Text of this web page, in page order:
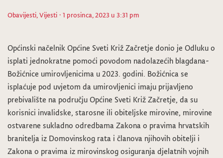
Obavijesti,Vijesti · 1 prosinca, 2023 u 3:31 pm
Općinski načelnik Općine Sveti Križ Začretje donio je Odluku o
isplati jednokratne pomoći povodom nadolazećih blagdana-
Božićnice umirovljenicima u 2023. godini. Božićnica se
isplaćuje pod uvjetom da umirovljenici imaju prijavljeno
prebivalište na području Općine Sveti Križ Začretje, da su
korisnici invalidske, starosne ili obiteljske mirovine, mirovine
ostvarene sukladno odredbama Zakona o pravima hrvatskih
branitelja iz Domovinskog rata i članova njihovih obitelji i
Zakona o pravima iz mirovinskog osiguranja djelatnih vojnih